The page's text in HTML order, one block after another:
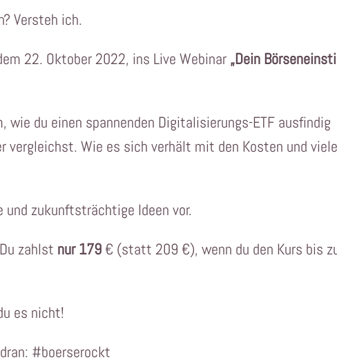
Versteh ich.
22. Oktober 2022, ins Live Webinar „Dein
wie du einen spannenden Digitalisierungs-ETF ausfindig
vergleichst. Wie es sich verhält mit den Kosten und
zukunftsträchtige Ideen vor.
zahlst nur 179 € (statt 209 €), wenn du den Kurs bis
es nicht!
#boerserockt